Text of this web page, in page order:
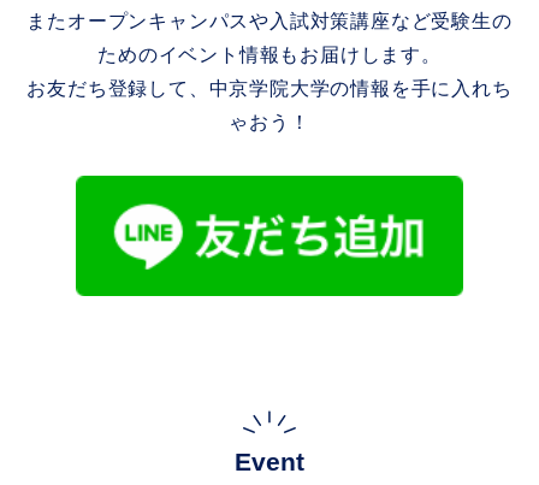
またオープンキャンパスや入試対策講座など受験生の
ためのイベント情報もお届けします。
お友だち登録して、中京学院大学の情報を手に入れち
ゃおう！
Event